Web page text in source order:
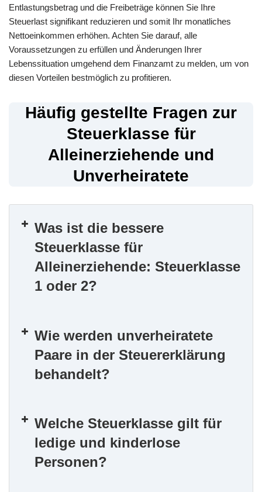
Entlastungsbetrag und die Freibeträge können Sie Ihre
Steuerlast signifikant reduzieren und somit Ihr monatliches
Nettoeinkommen erhöhen. Achten Sie darauf, alle
Voraussetzungen zu erfüllen und Änderungen Ihrer
Lebenssituation umgehend dem Finanzamt zu melden, um von
diesen Vorteilen bestmöglich zu profitieren.
Häufig gestellte Fragen zur
Steuerklasse für
Alleinerziehende und
Unverheiratete
Was ist die bessere
Steuerklasse für
Alleinerziehende: Steuerklasse
1 oder 2?
Wie werden unverheiratete
Paare in der Steuererklärung
behandelt?
Welche Steuerklasse gilt für
ledige und kinderlose
Personen?